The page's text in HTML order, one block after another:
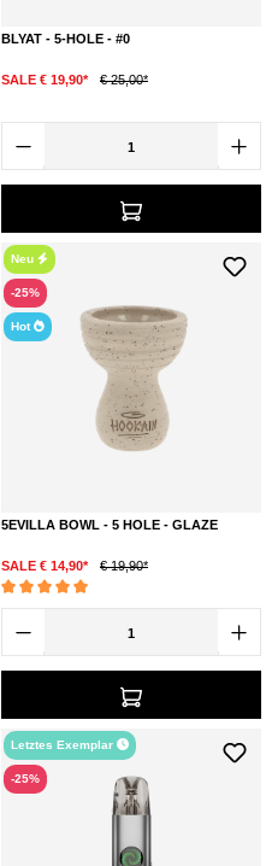
BLYAT - 5-HOLE - #0
SALE € 19,90* € 25,00*
Neu
-25%
Hot
5EVILLA BOWL - 5 HOLE - GLAZE
SALE € 14,90* € 19,90*
Durchschnittliche Bewertung von 5 von 5
Letztes Exemplar
-25%